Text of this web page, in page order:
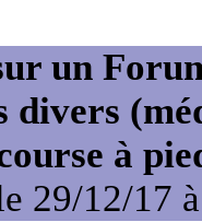
un
divers
à
29/12/17